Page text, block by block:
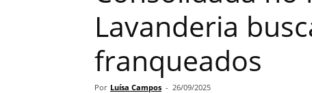
Sucesso
Lavanderia
franqueados
Por Luísa Campos - 26/09/2025